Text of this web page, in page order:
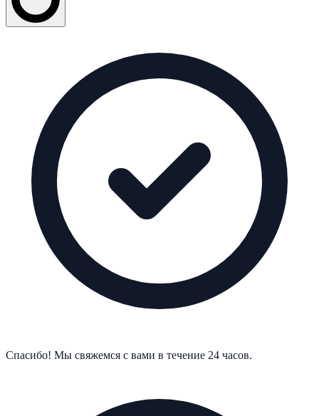
Спасибо! Мы свяжемся с вами в течение 24 часов.